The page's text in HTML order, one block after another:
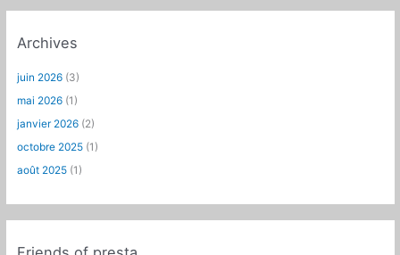
Archives
juin 2026 (3)
mai 2026 (1)
janvier 2026 (2)
octobre 2025 (1)
août 2025 (1)